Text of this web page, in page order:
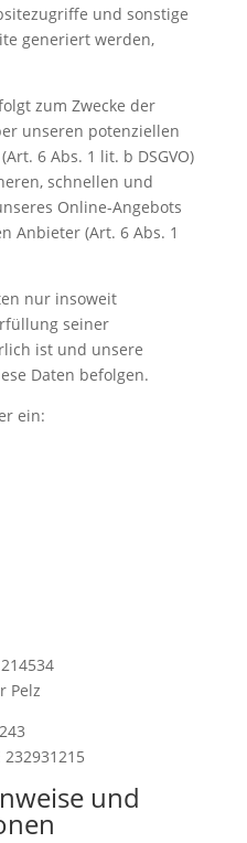
und sonstige
generiert werden,
zum Zwecke der
unseren potenziellen
6 Abs. 1 lit. b DSGVO)
schnellen und
Online-Angebots
Anbieter (Art. 6 Abs. 1
nur insoweit
seiner
ist und unsere
Daten befolgen.
ein:
Pelz
und